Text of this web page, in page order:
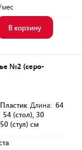
В корзину
№2 (серо-
Пластик Длина: 64
54 (стол), 30
(стул) см